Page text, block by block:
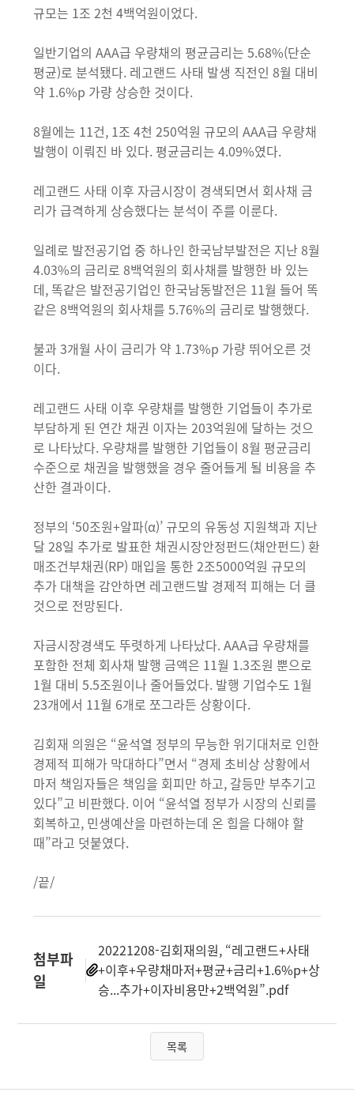
규모는 1조 2천 4백억원이었다.
일반기업의 AAA급 우량채의 평균금리는 5.68%(단순
평균)로 분석됐다. 레고랜드 사태 발생 직전인 8월 대비
약 1.6%p 가량 상승한 것이다.
8월에는 11건, 1조 4천 250억원 규모의 AAA급 우량채
발행이 이뤄진 바 있다. 평균금리는 4.09%였다.
레고랜드 사태 이후 자금시장이 경색되면서 회사채 금
리가 급격하게 상승했다는 분석이 주를 이룬다.
일례로 발전공기업 중 하나인 한국남부발전은 지난 8월
4.03%의 금리로 8백억원의 회사채를 발행한 바 있는
데, 똑같은 발전공기업인 한국남동발전은 11월 들어 똑
같은 8백억원의 회사채를 5.76%의 금리로 발행했다.
불과 3개월 사이 금리가 약 1.73%p 가량 뛰어오른 것
이다.
레고랜드 사태 이후 우량채를 발행한 기업들이 추가로
부담하게 된 연간 채권 이자는 203억원에 달하는 것으
로 나타났다. 우량채를 발행한 기업들이 8월 평균금리
수준으로 채권을 발행했을 경우 줄어들게 될 비용을 추
산한 결과이다.
정부의 ‘50조원+알파(α)’ 규모의 유동성 지원책과 지난
달 28일 추가로 발표한 채권시장안정펀드(채안펀드) 환
매조건부채권(RP) 매입을 통한 2조5000억원 규모의
추가 대책을 감안하면 레고랜드발 경제적 피해는 더 클
것으로 전망된다.
자금시장경색도 뚜렷하게 나타났다. AAA급 우량채를
포함한 전체 회사채 발행 금액은 11월 1.3조원 뿐으로
1월 대비 5.5조원이나 줄어들었다. 발행 기업수도 1월
23개에서 11월 6개로 쪼그라든 상황이다.
김회재 의원은 “윤석열 정부의 무능한 위기대처로 인한
경제적 피해가 막대하다”면서 “경제 초비상 상황에서
마저 책임자들은 책임을 회피만 하고, 갈등만 부추기고
있다”고 비판했다. 이어 “윤석열 정부가 시장의 신뢰를
회복하고, 민생예산을 마련하는데 온 힘을 다해야 할
때”라고 덧붙였다.
/끝/
첨부파
일
20221208-김회재의원, “레고랜드+사태
+이후+우량채마저+평균+금리+1.6%p+상
승...추가+이자비용만+2백억원”.pdf
목록